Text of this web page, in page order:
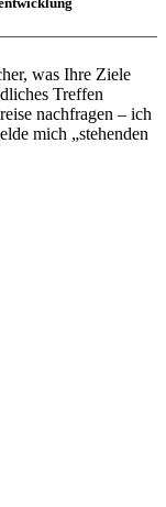
was Ihre Ziele
Treffen
nachfragen – ich
mich „stehenden